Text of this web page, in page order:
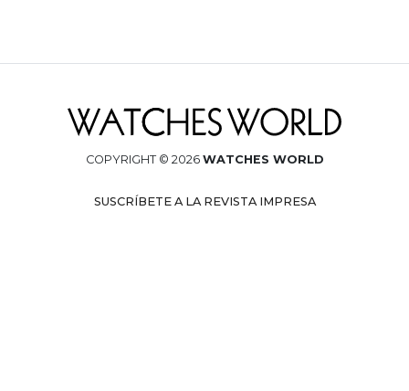
COPYRIGHT © 2026 WATCHES WORLD
SUSCRÍBETE A LA REVISTA IMPRESA